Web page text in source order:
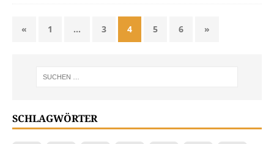
« 1 … 3 4 5 6 »
SCHLAGWÖRTER